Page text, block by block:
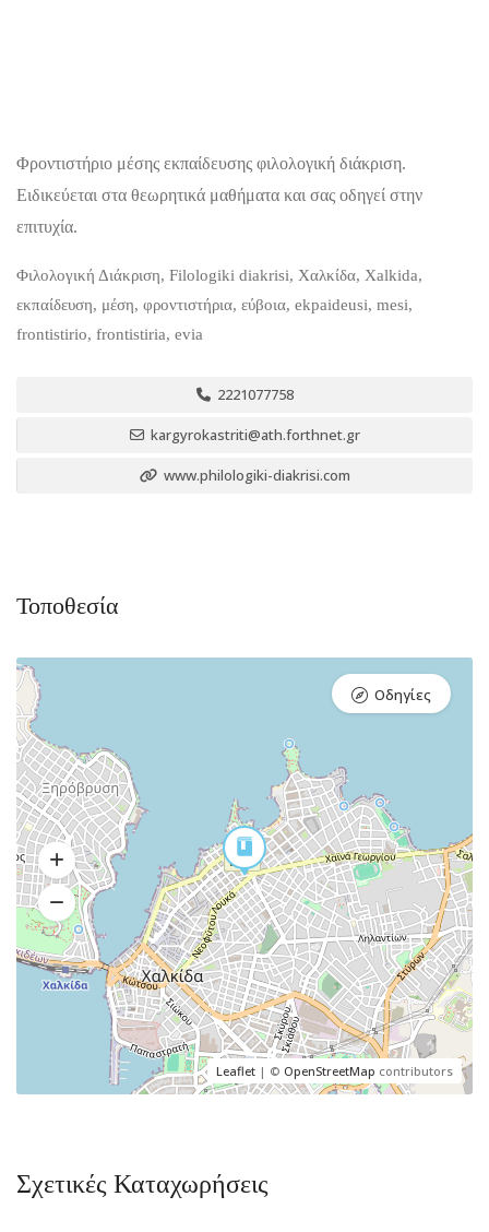
Φροντιστήριο μέσης εκπαίδευσης φιλολογική διάκριση.
Ειδικεύεται στα θεωρητικά μαθήματα και σας οδηγεί στην
επιτυχία.
Φιλολογική Διάκριση, Filologiki diakrisi, Χαλκίδα, Xalkida,
εκπαίδευση, μέση, φροντιστήρια, εύβοια, ekpaideusi, mesi,
frontistirio, frontistiria, evia
2221077758
kargyrokastriti@ath.forthnet.gr
www.philologiki-diakrisi.com
Τοποθεσία
Leaflet | © OpenStreetMap contributors
Οδηγίες
Σχετικές Καταχωρήσεις